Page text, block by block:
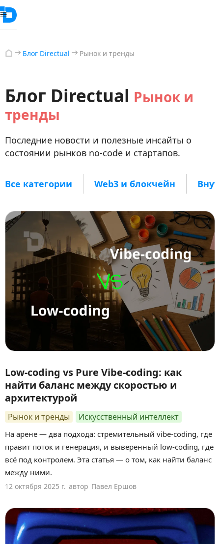
Блог Directual Рынок и тренды
Блог Directual Рынок и
тренды
Последние новости и полезные инсайты о
состоянии рынков no-code и стартапов.
Все категории Web3 и блокчейн
Low-coding vs Pure Vibe-coding: как
найти баланс между скоростью и
архитектурой
Рынок и тренды Искусственный интеллект
На арене — два подхода: стремительный vibe-coding, где
правит поток и генерация, и выверенный low-coding, где
всё под контролем. Эта статья — о том, как найти баланс
между ними.
12 октября 2025 г. автор Павел Ершов